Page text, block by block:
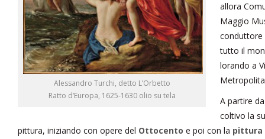
Alessandro Turchi, detto L’Orbetto
Ratto d’Europa, 1625-1630 olio su tela
allora
Maggio
conduttore
tutto il
lorando a
A partire
coltivo la
pittura, iniziando con opere del Ottocento e poi con la pittura